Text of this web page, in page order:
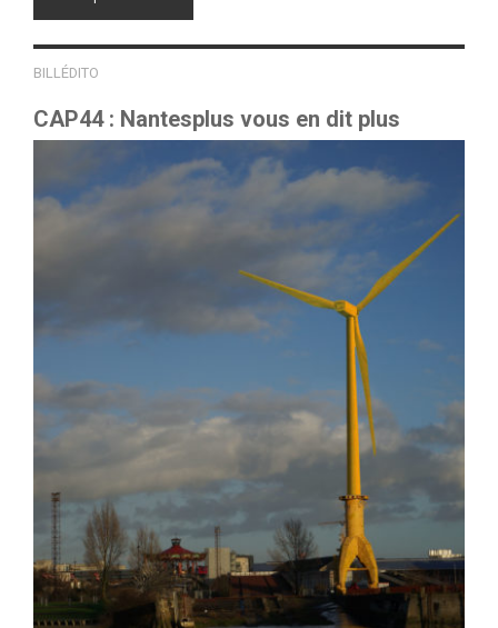
BILLÉDITO
CAP44 : Nantesplus vous en dit plus